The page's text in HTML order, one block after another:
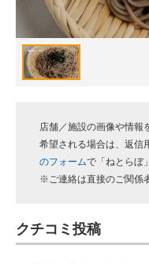
進化するPCとデバイス
好きが集まる 比べて選
ビジネスと働き方のヒント
企業ITのトレンドを詳説
経営リーダーのコミュニ
ITエンジニア向け専門サ
店舗／施設の画像や情報
希望される場合は、返信
のフォームで「ねとらぼ
※ご連絡は直接のご関係
クチコミ投稿